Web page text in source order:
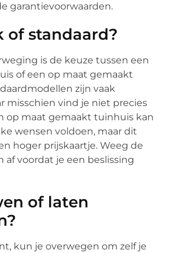
garantievoorwaarden.
of standaard?
is de keuze tussen een
of een op maat gemaakt
zijn vaak
misschien vind je niet precies
op maat gemaakt tuinhuis kan
wensen voldoen, maar dit
hoger prijskaartje. Weeg de
af voordat je een beslissing
of laten
kun je overwegen om zelf je